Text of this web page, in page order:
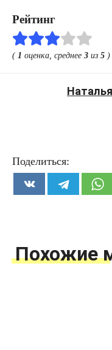
Рейтинг
( 1 оценка, среднее 3 из 5 )
Наталья
Поделиться:
Похожие